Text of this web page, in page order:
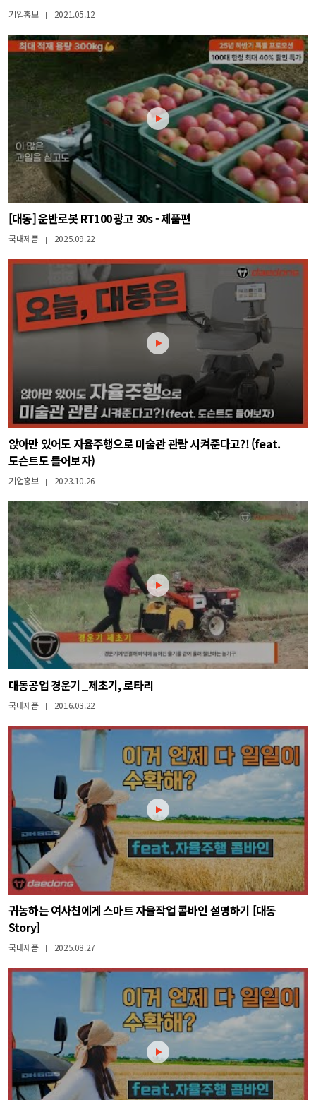
기업홍보 | 2021.05.12
[대동] 운반로봇 RT100 광고 30s - 제품편
국내제품 | 2025.09.22
앉아만 있어도 자율주행으로 미술관 관람 시켜준다고?! (feat.
도슨트도 들어보자)
기업홍보 | 2023.10.26
대동공업 경운기_제초기, 로타리
국내제품 | 2016.03.22
귀농하는 여사친에게 스마트 자율작업 콤바인 설명하기 [대동
Story]
국내제품 | 2025.08.27